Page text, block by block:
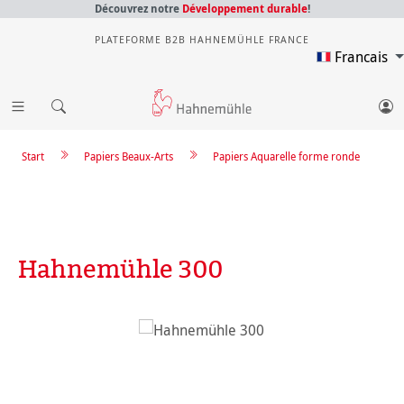
Découvrez notre Développement durable!
PLATEFORME B2B HAHNEMÜHLE FRANCE
Francais
Papiers Aquarelle forme ronde
Papiers Beaux-Arts
Start
Hahnemühle 300
Ignorer la galerie d'images